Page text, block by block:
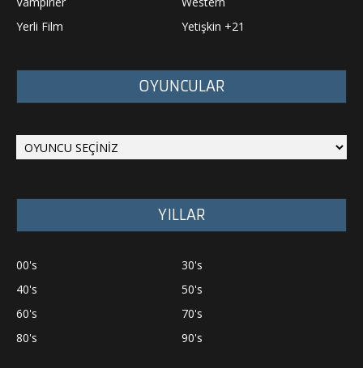
Yerli Film
Yetişkin +21
OYUNCULAR
YILLAR
00's
30's
40's
50's
60's
70's
80's
90's